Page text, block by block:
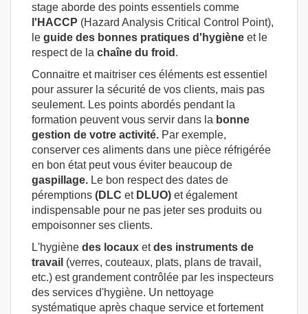
stage aborde des points essentiels comme
l'HACCP (Hazard Analysis Critical Control Point),
le guide des bonnes pratiques d'hygiène et le
respect de la chaîne du froid .
Connaitre et maitriser ces éléments est essentiel
pour assurer la sécurité de vos clients, mais pas
seulement. Les points abordés pendant la
formation peuvent vous servir dans la bonne
gestion de votre activité. Par exemple,
conserver ces aliments dans une pièce réfrigérée
en bon état peut vous éviter beaucoup de
gaspillage. Le bon respect des dates de
péremptions (DLC et DLUO) et également
indispensable pour ne pas jeter ses produits ou
empoisonner ses clients.
L'hygiène des locaux etdes instruments de
travail (verres, couteaux, plats, plans de travail,
etc.) est grandement contrôlée par les inspecteurs
des services d'hygiène. Un nettoyage
systématique après chaque service et fortement